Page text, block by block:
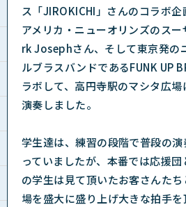
ス「JIROKICHI」さんのコラボ企
アメリカ・ニューオリンズのス
rk Josephさん、そして東京発の
ルブラスバンドであるFUNK UP
ラボして、高円寺駅のマシタ広
演奏しました。
学生達は、練習の段階で普段の
っていましたが、本番では応援
の学生は見て頂いたお客さんた
場を盛大に盛り上げ大きな拍手を